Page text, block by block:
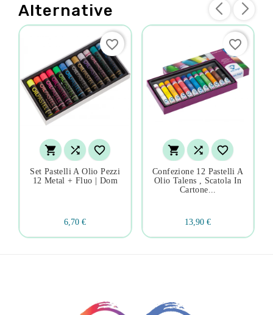
Alternative
  
Set Pastelli A Olio Pezzi
12 Metal + Fluo | Dom
6,70 €
favorite_border
  
Confezione 12 Pastelli A
Olio Talens , Scatola In
Cartone...
13,90 €
favorite_border